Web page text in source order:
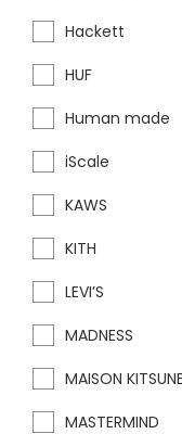
Hackett
HUF
Human made
iScale
KAWS
KITH
LEVI’S
MADNESS
MAISON KITSUNE
MASTERMIND